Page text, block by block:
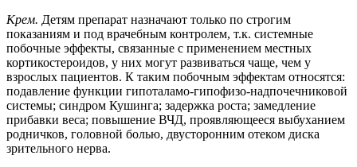
Крем. Детям препарат назначают только по строгим
показаниям и под врачебным контролем, т.к. системные
побочные эффекты, связанные с применением местных
кортикостероидов, у них могут развиваться чаще, чем у
взрослых пациентов. К таким побочным эффектам относятся:
подавление функции гипоталамо-гипофизо-надпочечниковой
системы; синдром Кушинга; задержка роста; замедление
прибавки веса; повышение ВЧД, проявляющееся выбуханием
родничков, головной болью, двусторонним отеком диска
зрительного нерва.